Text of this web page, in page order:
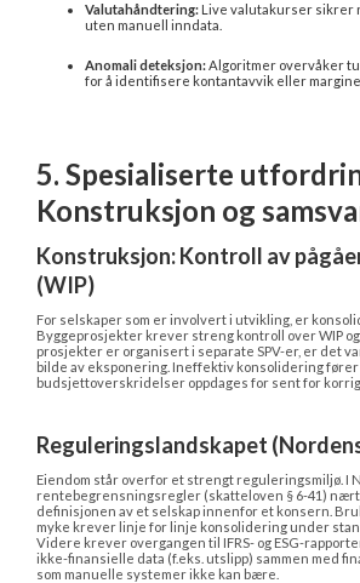
Valutahåndtering: Live valutakurser sikrer
uten manuell inndata.
Anomali deteksjon: Algoritmer overvåker
for å identifisere kontantavvik eller
5. Spesialiserte
Konstruksjon og
Konstruksjon: Kontroll av
(WIP)
For selskaper som er involvert i utvikling, er
Byggeprosjekter krever streng kontroll over WIP
prosjekter er organisert i separate SPV-er, er det
bilde av eksponering. Ineffektiv konsolidering
budsjettoverskridelser oppdages for sent for
Reguleringslandskapet
Eiendom står overfor et strengt reguleringsmiljø. I
rentebegrensningsregler (skatteloven § 6-41)
definisjonen av et selskap innenfor et konsern.
myke krever linje for linje konsolidering under
Videre krever overgangen til IFRS- og ESG-
ikke-finansielle data (f.eks. utslipp) sammen med
som manuelle systemer ikke kan bære.